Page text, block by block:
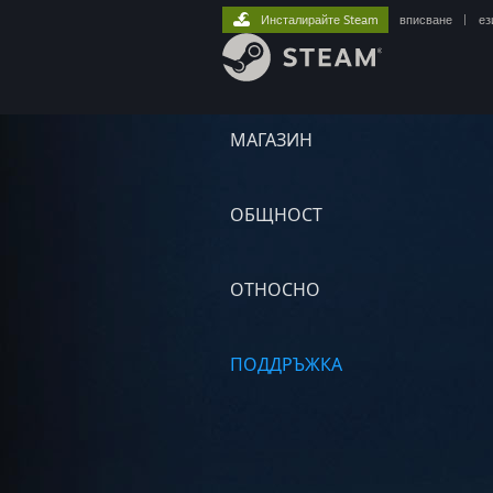
МАГАЗИН
ОБЩНОСТ
ОТНОСНО
ПОДДРЪЖКА
Инсталирайте Steam вписване